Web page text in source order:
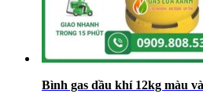
Bình gas dầu khí 12kg màu